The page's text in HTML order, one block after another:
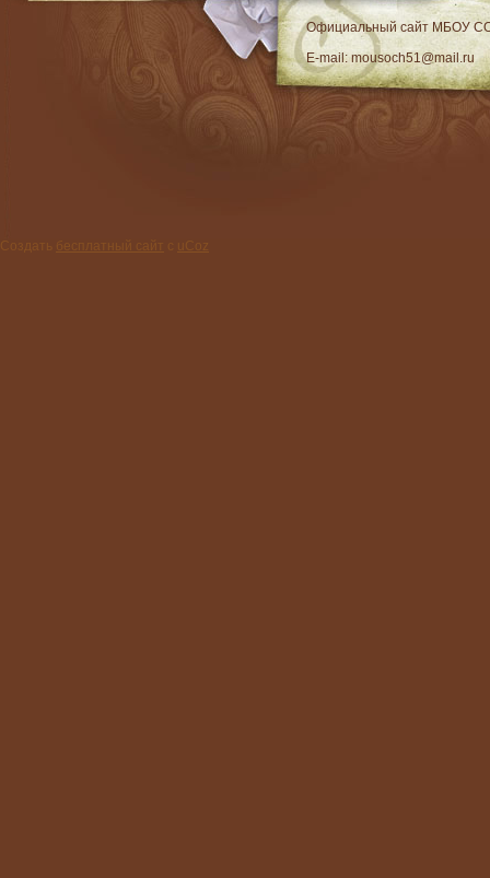
Официальный сайт МБОУ
E-mail: mousoch51@mail.ru
RSS
Создать бесплатный сайт с uCoz